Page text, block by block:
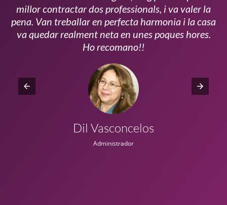
millor contractar dos professionals, i va valer la
pena. Van treballar en perfecta harmonia i la casa
va quedar realment neta en unes poques hores.
Ho recomano!!
Dil Vasconcelos
Administrador